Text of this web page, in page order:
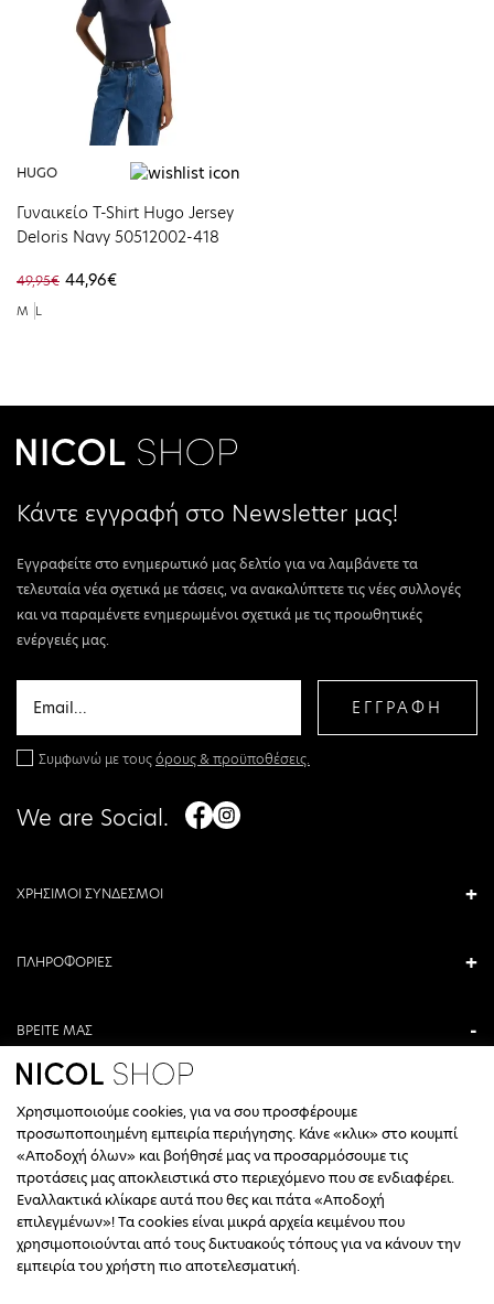
HUGO
Γυναικείο T-Shirt Hugo Jersey
Deloris Navy 50512002-418
49,95€ 44,96€
M L
Κάντε εγγραφή στο Newsletter μας!
Εγγραφείτε στο ενημερωτικό μας δελτίο για να λαμβάνετε τα
τελευταία νέα σχετικά με τάσεις, να ανακαλύπτετε τις νέες συλλογές
και να παραμένετε ενημερωμένοι σχετικά με τις προωθητικές
ενέργειές μας.
ΕΓΓΡΑΦΗ
Συμφωνώ με τουςόρους & προϋποθέσεις.
We are Social.
ΧΡΗΣΙΜΟΙ ΣΥΝΔΕΣΜΟΙ
ΠΛΗΡΟΦΟΡΙΕΣ
ΒΡΕΙΤΕ ΜΑΣ
ΑΝΤΩΝΙΟΥ ΚΑΜΑΡΑ 3, ΒΕΡΟΙΑ, ΕΛΛΑΔΑ
+30 23310 76336
ΩΡΑΡΙΟ ΤΗΛΕΦΩΝΙΚΟΥ ΚΕΝΤΡΟΥ
ΔΕΥΤΕΡΑ, ΤΕΤΑΡΤΗ: 09:00 - 14:30
ΤΡΙΤΗ, ΠΕΜΠΤΗ, ΠΑΡΑΣΚΕΥΗ: 09:30 - 14:00 & 17:30 - 21:00
ΣΑΒΒΑΤΟ: 09:30 - 14:30
Χρησιμοποιούμε cookies, για να σου προσφέρουμε
προσωποποιημένη εμπειρία περιήγησης. Κάνε «κλικ» στο κουμπί
«Αποδοχή όλων» και βοήθησέ μας να προσαρμόσουμε τις
προτάσεις μας αποκλειστικά στο περιεχόμενο που σε ενδιαφέρει.
Εναλλακτικά κλίκαρε αυτά που θες και πάτα «Αποδοχή
επιλεγμένων»! Τα cookies είναι μικρά αρχεία κειμένου που
χρησιμοποιούνται από τους δικτυακούς τόπους για να κάνουν την
εμπειρία του χρήστη πιο αποτελεσματική.